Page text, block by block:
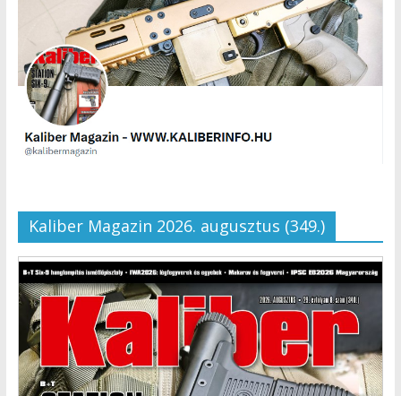
Kaliber Magazin 2026. augusztus (349.)